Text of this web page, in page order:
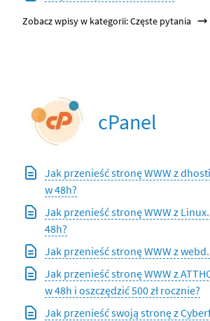
Zobacz wpisy w kategorii: Częste pytania
cPanel
Jak przenieść stronę WWW z
w 48h?
Jak przenieść stronę WWW z
48h?
Jak przenieść stronę WWW z
Jak przenieść stronę WWW z
w 48h i oszczędzić 500 zł rocznie?
Jak przenieść swoją stronę z